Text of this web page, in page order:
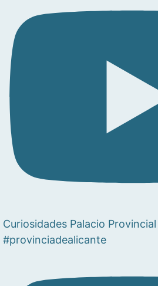
Curiosidades Palacio Provincial
#provinciadealicante